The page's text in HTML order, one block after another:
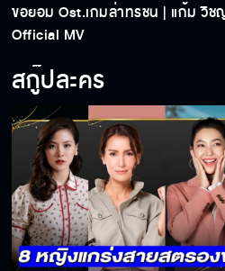
ขอยอม Ost.เกมล่าทรชน | แก้ม วิ
Official MV
สกู๊ปละคร